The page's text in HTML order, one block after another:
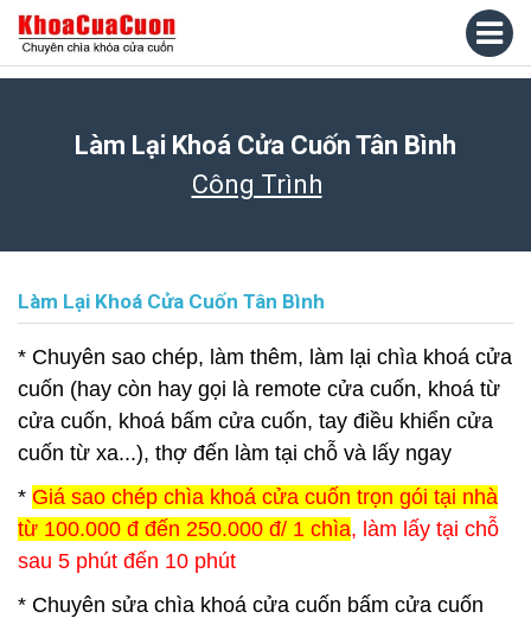
Làm Lại Khoá Cửa Cuốn Tân Bình
Công Trình
Làm Lại Khoá Cửa Cuốn Tân Bình
* Chuyên sao chép, làm thêm, làm lại chìa khoá cửa
cuốn (hay còn hay gọi là remote cửa cuốn, khoá từ
cửa cuốn, khoá bấm cửa cuốn, tay điều khiển cửa
cuốn từ xa...), thợ đến làm tại chỗ và lấy ngay
* Giá sao chép chìa khoá cửa cuốn trọn gói tại nhà
từ 100.000 đ đến 250.000 đ/ 1 chìa, làm lấy tại chỗ
sau 5 phút đến 10 phút
* Chuyên sửa chìa khoá cửa cuốn bấm cửa cuốn